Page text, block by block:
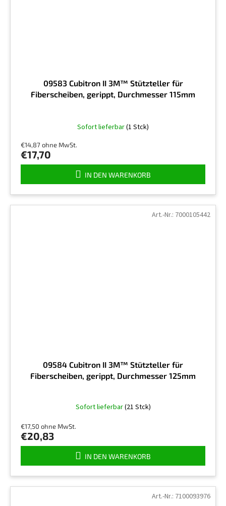
09583 Cubitron II 3M™ Stützteller für
Fiberscheiben, gerippt, Durchmesser 115mm
Sofort lieferbar(1 Stck)
€14,87 ohne MwSt.
€17,70
IN DEN WARENKORB
09584 Cubitron II 3M™ Stützteller für
Fiberscheiben, gerippt, Durchmesser 125mm
Die
durchschnittliche
5
Sternen.
Sofort lieferbar(21 Stck)
€17,50 ohne MwSt.
€20,83
IN DEN WARENKORB
Art.-Nr.: 7000105442
Art.-Nr.: 7100093976